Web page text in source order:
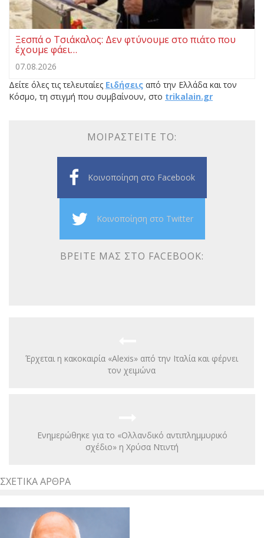
Ξεσπά ο Τσιάκαλος: Δεν φτύνουμε στο πιάτο που
έχουμε φάει…
07.08.2026
Δείτε όλες τις τελευταίες Ειδήσεις από την Ελλάδα και τον
Κόσμο, τη στιγμή που συμβαίνουν, στο trikalain.gr
ΜΟΙΡΑΣΤΕΊΤΕ ΤΟ:
Κοινοποίηση στο Facebook
Κοινοποίηση στο Twitter
ΒΡΕΊΤΕ ΜΑΣ ΣΤΟ FACEBOOK:
Έρχεται η κακοκαιρία «Alexis» από την Ιταλία και φέρνει
τον χειμώνα
Ενημερώθηκε για το «Ολλανδικό αντιπλημμυρικό
σχέδιο» η Χρύσα Ντιντή
ΣΧΕΤΙΚΆ ΆΡΘΡΑ